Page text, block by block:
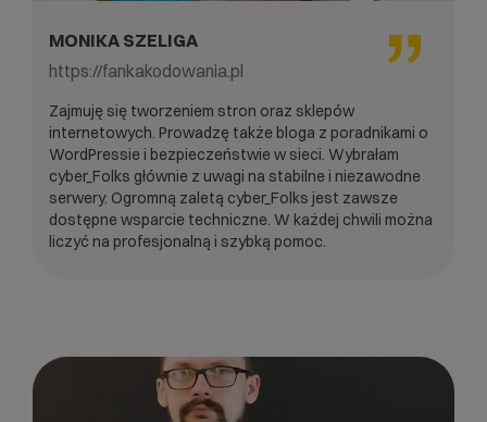
MONIKA SZELIGA
https://fankakodowania.pl
Zajmuję się tworzeniem stron oraz sklepów
internetowych. Prowadzę także bloga z poradnikami o
WordPressie i bezpieczeństwie w sieci. Wybrałam
cyber_Folks głównie z uwagi na stabilne i niezawodne
serwery. Ogromną zaletą cyber_Folks jest zawsze
dostępne wsparcie techniczne. W każdej chwili można
liczyć na profesjonalną i szybką pomoc.